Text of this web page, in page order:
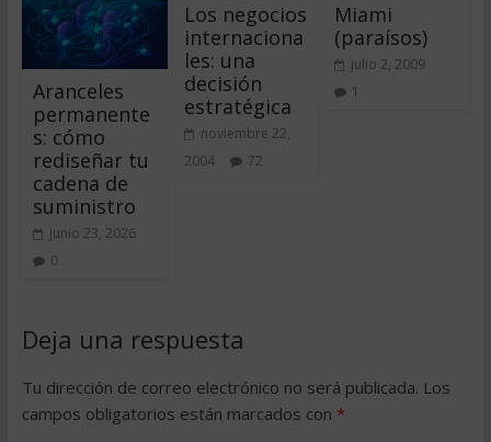
Aranceles
permanente
s: cómo
rediseñar tu
cadena de
suministro
junio 23, 2026
0
Los negocios
internaciona
les: una
decisión
estratégica
noviembre 22,
2004
72
Miami
(paraísos)
julio 2, 2009
1
Deja una respuesta
Tu dirección de correo electrónico no será publicada. Los
campos obligatorios están marcados con *